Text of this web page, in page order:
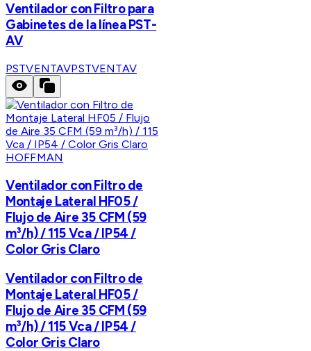
Ventilador con Filtro para
Gabinetes de la línea PST-
AV
PSTVENTAVPSTVENTAV
HOFFMAN
Ventilador con Filtro de
Montaje Lateral HF05 /
Flujo de Aire 35 CFM (59
m³/h) / 115 Vca / IP54 /
Color Gris Claro
Ventilador con Filtro de
Montaje Lateral HF05 /
Flujo de Aire 35 CFM (59
m³/h) / 115 Vca / IP54 /
Color Gris Claro